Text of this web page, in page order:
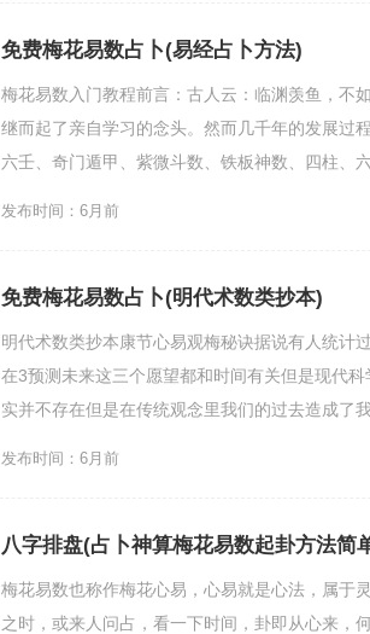
免费梅花易数占卜(易经占卜方法)
梅花易数入门教程前言：古人云：临渊羡鱼，不
继而起了亲自学习的念头。然而几千年的发展过
六壬、奇门遁甲、紫微斗数、铁板神数、四柱、
发布时间：6月前
免费梅花易数占卜(明代术数类抄本)
明代术数类抄本康节心易观梅秘诀据说有人统计
在3预测未来这三个愿望都和时间有关但是现代
实并不存在但是在传统观念里我们的过去造成了
发布时间：6月前
八字排盘(占卜神算梅花易数起卦方法简
梅花易数也称作梅花心易，心易就是心法，属于
之时，或来人问占，看一下时间，卦即从心来，